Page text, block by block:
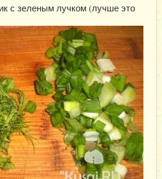
с зеленым лучком (лучше это